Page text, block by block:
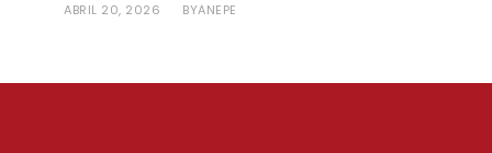
ABRIL 20, 2026 BYANEPE